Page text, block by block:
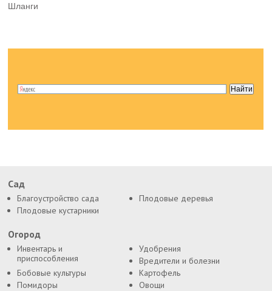
Шланги
Сад
Благоустройство сада
Плодовые деревья
Плодовые кустарники
Огород
Инвентарь и
приспособления
Удобрения
Вредители и болезни
Бобовые культуры
Картофель
Помидоры
Овощи